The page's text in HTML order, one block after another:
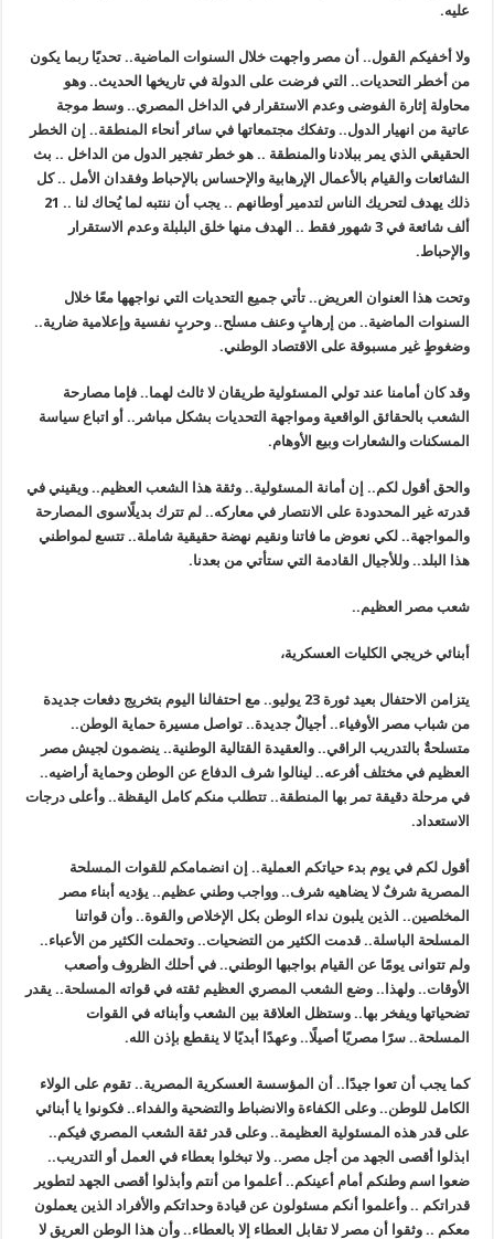
عليه.
ولا أخفيكم القول.. أن مصر واجهت خلال السنوات الماضية.. تحديًا ربما يكون
من أخطر التحديات.. التي فرضت على الدولة في تاريخها الحديث.. وهو
محاولة إثارة الفوضى وعدم الاستقرار في الداخل المصري.. وسط موجة
عاتية من انهيار الدول.. وتفكك مجتمعاتها في سائر أنحاء المنطقة.. إن الخطر
الحقيقي الذي يمر ببلادنا والمنطقة .. هو خطر تفجير الدول من الداخل .. بث
الشائعات والقيام بالأعمال الإرهابية والإحساس بالإحباط وفقدان الأمل .. كل
ذلك يهدف لتحريك الناس لتدمير أوطانهم .. يجب أن ننتبه لما يُحاك لنا .. 21
ألف شائعة في 3 شهور فقط .. الهدف منها خلق البلبلة وعدم الاستقرار
والإحباط.
وتحت هذا العنوان العريض.. تأتي جميع التحديات التي نواجهها معًا خلال
السنوات الماضية.. من إرهابٍ وعنف مسلح.. وحربٍ نفسية وإعلامية ضارية..
وضغوطٍ غير مسبوقة على الاقتصاد الوطني.
وقد كان أمامنا عند تولي المسئولية طريقان لا ثالث لهما.. فإما مصارحة
الشعب بالحقائق الواقعية ومواجهة التحديات بشكل مباشر.. أو اتباع سياسة
المسكنات والشعارات وبيع الأوهام.
والحق أقول لكم.. إن أمانة المسئولية.. وثقة هذا الشعب العظيم.. ويقيني في
قدرته غير المحدودة على الانتصار في معاركه.. لم تترك بديلًاسوى المصارحة
والمواجهة.. لكي نعوض ما فاتنا ونقيم نهضة حقيقية شاملة.. تتسع لمواطني
هذا البلد.. وللأجيال القادمة التي ستأتي من بعدنا.
شعب مصر العظيم..
أبنائي خريجي الكليات العسكرية،
يتزامن الاحتفال بعيد ثورة 23 يوليو.. مع احتفالنا اليوم بتخريج دفعات جديدة
من شباب مصر الأوفياء.. أجيالٌ جديدة.. تواصل مسيرة حماية الوطن..
متسلحةٌ بالتدريب الراقي.. والعقيدة القتالية الوطنية.. ينضمون لجيش مصر
العظيم في مختلف أفرعه.. لينالوا شرف الدفاع عن الوطن وحماية أراضيه..
في مرحلة دقيقة تمر بها المنطقة.. تتطلب منكم كامل اليقظة.. وأعلى درجات
الاستعداد.
أقول لكم في يوم بدء حياتكم العملية.. إن انضمامكم للقوات المسلحة
المصرية شرفٌ لا يضاهيه شرف.. وواجب وطني عظيم.. يؤديه أبناء مصر
المخلصين.. الذين يلبون نداء الوطن بكل الإخلاص والقوة.. وأن قواتنا
المسلحة الباسلة.. قدمت الكثير من التضحيات.. وتحملت الكثير من الأعباء..
ولم تتوانى يومًا عن القيام بواجبها الوطني.. في أحلك الظروف وأصعب
الأوقات.. ولهذا.. وضع الشعب المصري العظيم ثقته في قواته المسلحة.. يقدر
تضحياتها ويفخر بها.. وستظل العلاقة بين الشعب وأبنائه في القوات
المسلحة.. سرًا مصريًا أصيلًا.. وعهدًا أبديًا لا ينقطع بإذن الله.
كما يجب أن تعوا جيدًا.. أن المؤسسة العسكرية المصرية.. تقوم على الولاء
الكامل للوطن.. وعلى الكفاءة والانضباط والتضحية والفداء.. فكونوا يا أبنائي
على قدر هذه المسئولية العظيمة.. وعلى قدر ثقة الشعب المصري فيكم..
ابذلوا أقصى الجهد من أجل مصر.. ولا تبخلوا بعطاء في العمل أو التدريب..
ضعوا اسم وطنكم أمام أعينكم.. أعلموا من أنتم وأبذلوا أقصى الجهد لتطوير
قدراتكم .. وأعلموا أنكم مسئولون عن قيادة وحداتكم والأفراد الذين يعملون
معكم .. وثقوا أن مصر لا تقابل العطاء إلا بالعطاء.. وأن هذا الوطن العريق لا